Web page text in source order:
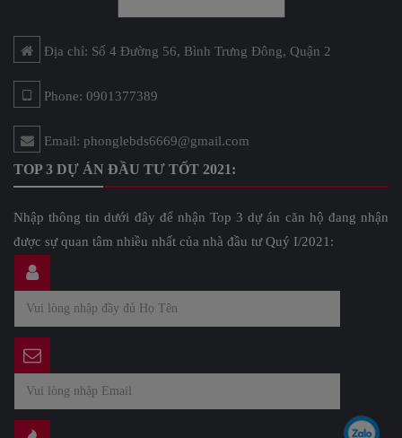
Địa chỉ: Số 4 Đường 56, Bình Trưng Đông, Quận 2
Phone: 0901377389
Email: phonglebds6669@gmail.com
TOP 3 DỰ ÁN ĐẦU TƯ TỐT 2021:
Nhập thông tin dưới đây để nhận Top 3 dự án căn hộ đang nhận
được sự quan tâm nhiều nhất của nhà đầu tư Quý I/2021: